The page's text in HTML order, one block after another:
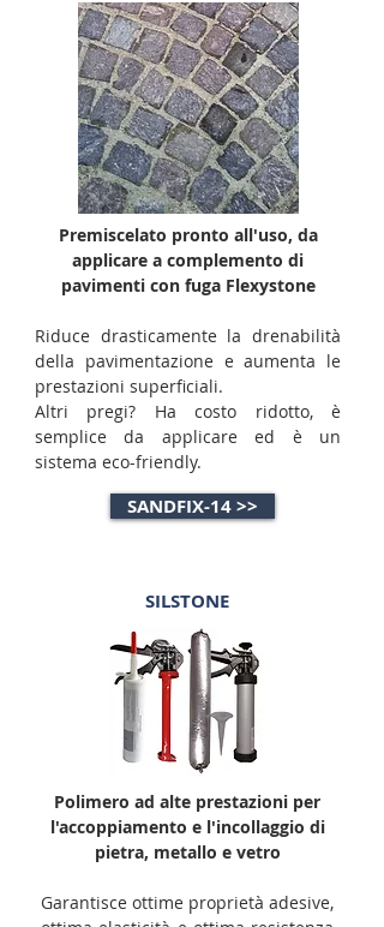
Premiscelato pronto all'uso, da
applicare a complemento di
pavimenti con fuga Flexystone
Riduce drasticamente la drenabilità
della pavimentazione e aumenta le
prestazioni superficiali.
Altri pregi? Ha costo ridotto, è
semplice da applicare ed è un
sistema eco-friendly.
SANDFIX-14 >>
SILSTONE
Polimero ad alte prestazioni per
l'accoppiamento e l'incollaggio di
pietra, metallo e vetro
Garantisce ottime proprietà adesive,